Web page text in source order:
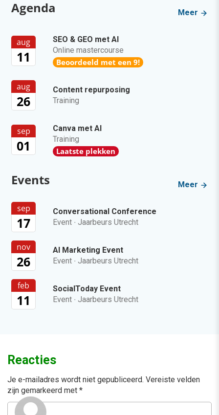
Agenda Meer
aug
11
SEO & GEO met AI
Online mastercourse
Beoordeeld met een 9!
aug
26
Content repurposing
Training
sep
01
Canva met AI
Training
Laatste plekken
Events Meer
sep
17
Conversational Conference
Event · Jaarbeurs Utrecht
nov
26
AI Marketing Event
Event · Jaarbeurs Utrecht
feb
11
SocialToday Event
Event · Jaarbeurs Utrecht
Reacties
Je e-mailadres wordt niet gepubliceerd. Vereiste velden
zijn gemarkeerd met *